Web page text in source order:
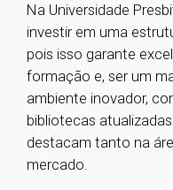
Na Universidade
investir em uma
pois isso garante
formação e, ser um
ambiente inovador,
bibliotecas
destacam tanto na
mercado.